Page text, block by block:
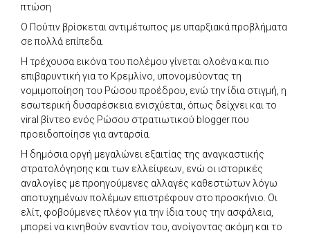
πτώση
Ο Πούτιν βρίσκεται αντιμέτωπος με υπαρξιακά προβλήματα
σε πολλά επίπεδα.
Η τρέχουσα εικόνα του πολέμου γίνεται ολοένα και πιο
επιβαρυντική για το Κρεμλίνο, υπονομεύοντας τη
νομιμοποίηση του Ρώσου προέδρου, ενώ την ίδια στιγμή, η
εσωτερική δυσαρέσκεια ενισχύεται, όπως δείχνει και το
viral βίντεο ενός Ρώσου στρατιωτικού blogger που
προειδοποίησε για ανταρσία.
Η δημόσια οργή μεγαλώνει εξαιτίας της αναγκαστικής
στρατολόγησης και των ελλείψεων, ενώ οι ιστορικές
αναλογίες με προηγούμενες αλλαγές καθεστώτων λόγω
αποτυχημένων πολέμων επιστρέφουν στο προσκήνιο. Οι
ελίτ, φοβούμενες πλέον για την ίδια τους την ασφάλεια,
μπορεί να κινηθούν εναντίον του, ανοίγοντας ακόμη και το